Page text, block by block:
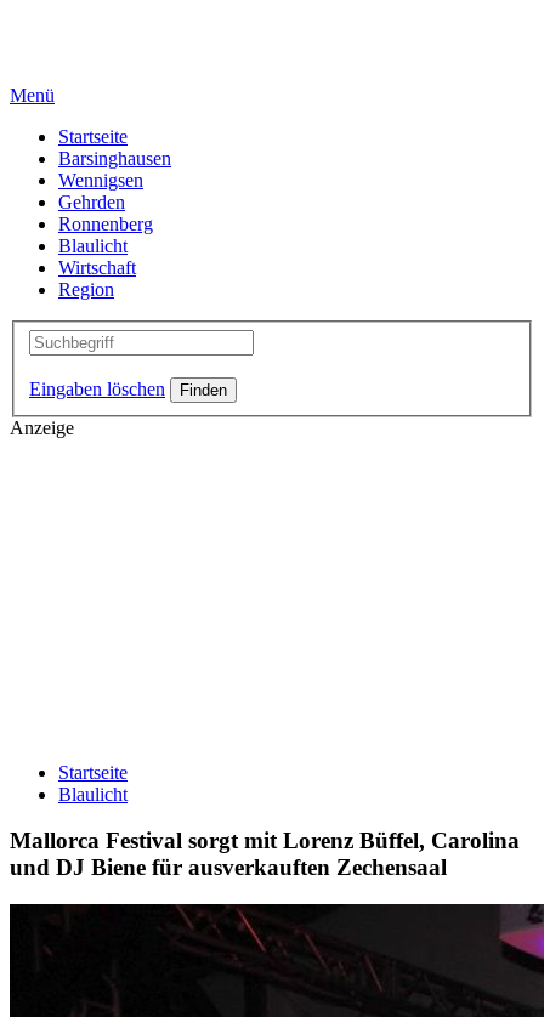
Menü
Startseite
Barsinghausen
Wennigsen
Gehrden
Ronnenberg
Blaulicht
Wirtschaft
Region
Eingaben löschen
Anzeige
Startseite
Blaulicht
Mallorca Festival sorgt mit Lorenz Büffel, Carolina
und DJ Biene für ausverkauften Zechensaal